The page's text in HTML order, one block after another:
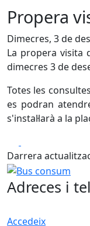
Propera
Dimecres, 3 de
La propera visita
dimecres 3 de
Totes les
es podran
s'instal·larà a la
Darrera
Bus consum
Adreces i
Accedeix